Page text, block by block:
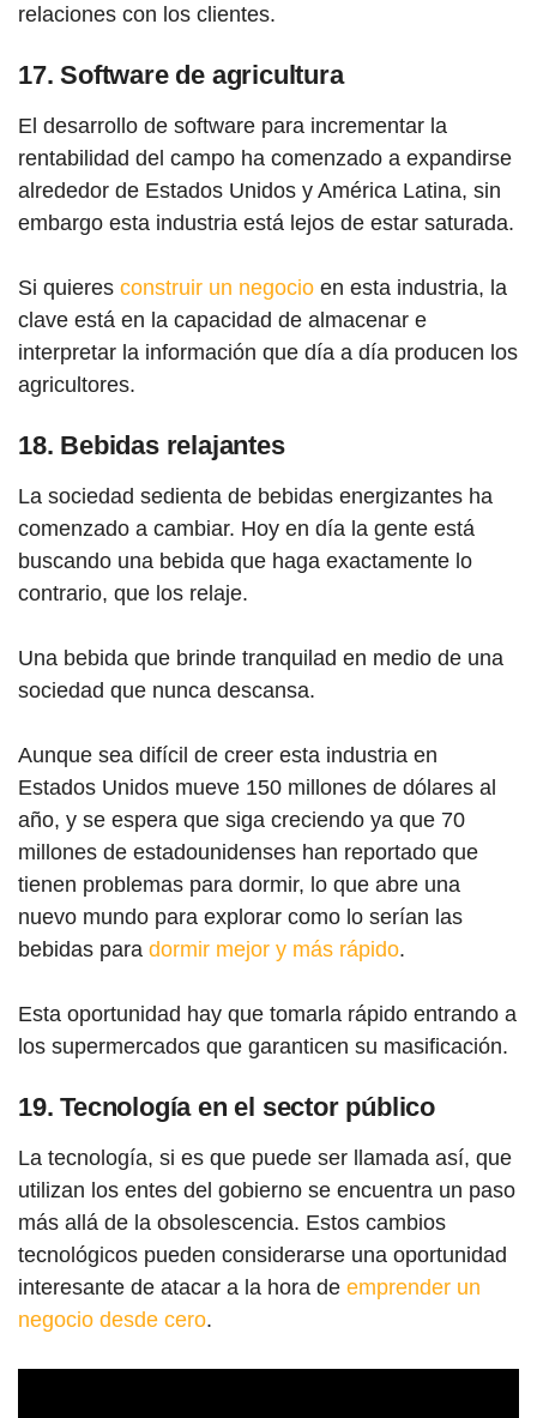
relaciones con los clientes.
17. Software de agricultura
El desarrollo de software para incrementar la
rentabilidad del campo ha comenzado a expandirse
alrededor de Estados Unidos y América Latina, sin
embargo esta industria está lejos de estar saturada.
Si quieres construir un negocio en esta industria, la
clave está en la capacidad de almacenar e
interpretar la información que día a día producen los
agricultores.
18. Bebidas relajantes
La sociedad sedienta de bebidas energizantes ha
comenzado a cambiar. Hoy en día la gente está
buscando una bebida que haga exactamente lo
contrario, que los relaje.
Una bebida que brinde tranquilad en medio de una
sociedad que nunca descansa.
Aunque sea difícil de creer esta industria en
Estados Unidos mueve 150 millones de dólares al
año, y se espera que siga creciendo ya que 70
millones de estadounidenses han reportado que
tienen problemas para dormir, lo que abre una
nuevo mundo para explorar como lo serían las
bebidas para dormir mejor y más rápido.
Esta oportunidad hay que tomarla rápido entrando a
los supermercados que garanticen su masificación.
19. Tecnología en el sector público
La tecnología, si es que puede ser llamada así, que
utilizan los entes del gobierno se encuentra un paso
más allá de la obsolescencia. Estos cambios
tecnológicos pueden considerarse una oportunidad
interesante de atacar a la hora de emprender un
negocio desde cero.